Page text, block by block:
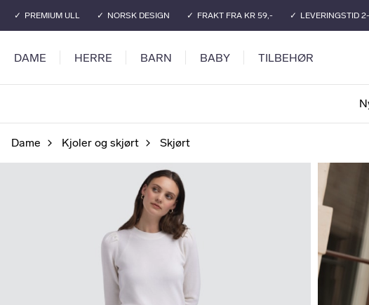
PREMIUM ULL NORSK DESIGN FRAKT FRA KR 59,- LEVERINGSTID
DAME HERRE BARN BABY TILBEHØR
Dame Kjoler og skjørt Skjørt